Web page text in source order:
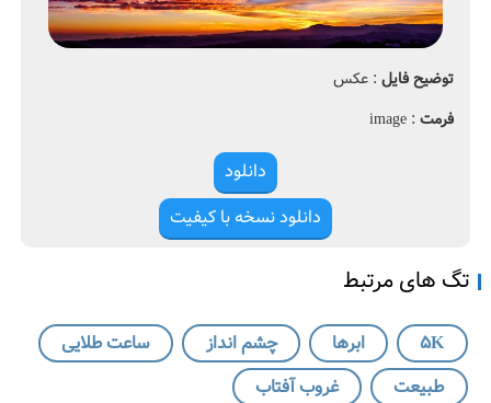
2
0
m
o
ب
ر
چ
ش
م
ن
توضیح فایل : عکس
فرمت : image
دانلود
دانلود نسخه با کیفیت
تگ های مرتبط
5K ابرها چشم انداز
ساعت طلایی
طبیعت
غروب آفتاب